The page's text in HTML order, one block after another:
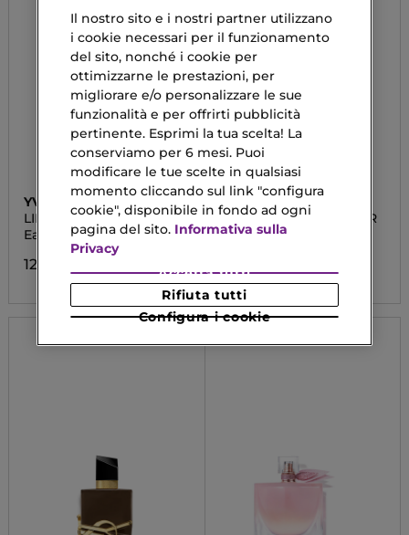
YVES SAINT LAURENT
LIBRE
Eau De Toilette
123,13 €
LANCÔME
LA VIE EST BELLE ELIXIR
Eau De Parfum
Il nostro sito e i nostri partner utilizzano
i cookie necessari per il funzionamento
del sito, nonché i cookie per
ottimizzarne le prestazioni, per
migliorare e/o personalizzare le sue
funzionalità e per offrirti pubblicità
pertinente. Esprimi la tua scelta! La
conserviamo per 6 mesi. Puoi
modificare le tue scelte in qualsiasi
momento cliccando sul link "configura
cookie", disponibile in fondo ad ogni
pagina del sito. Informativa sulla
Privacy
Configura i cookie
Rifiuta tutti
Accetta tutti